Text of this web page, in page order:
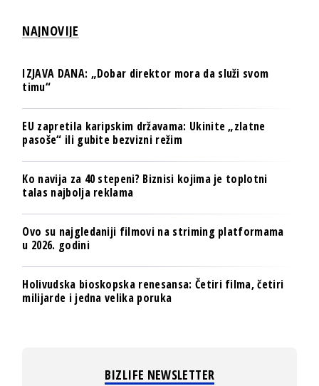
NAJNOVIJE
IZJAVA DANA: „Dobar direktor mora da služi svom
timu“
EU zapretila karipskim državama: Ukinite „zlatne
pasoše“ ili gubite bezvizni režim
Ko navija za 40 stepeni? Biznisi kojima je toplotni
talas najbolja reklama
Ovo su najgledaniji filmovi na striming platformama
u 2026. godini
Holivudska bioskopska renesansa: Četiri filma, četiri
milijarde i jedna velika poruka
BIZLIFE NEWSLETTER